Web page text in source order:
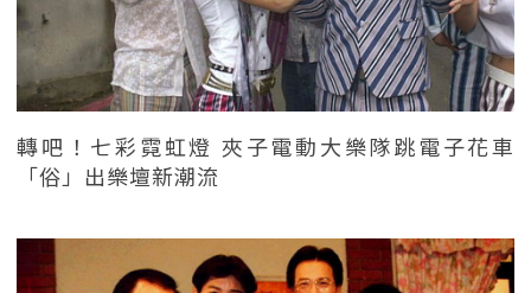
轉吧！七彩霓虹燈 夾子電動大樂隊跳電子花車
「俗」出樂壇新潮流